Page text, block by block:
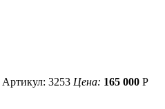
Артикул: 3253 Цена: 165 000 Р